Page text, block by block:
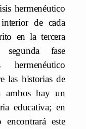
hermenéutico
de cada
en la tercera
fase
hermenéutico
las historias de
ambos hay un
educativa; en
este